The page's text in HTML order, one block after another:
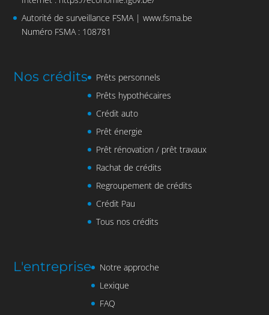
Autorité de surveillance FSMA |www.fsma.be
Numéro FSMA : 108781
Nos crédits
Prêts personnels
Prêts hypothécaires
Crédit auto
Prêt énergie
Prêt rénovation / prêt travaux
Rachat de crédits
Regroupement de crédits
Crédit Pau
Tous nos crédits
L'entreprise
Notre approche
Lexique
FAQ